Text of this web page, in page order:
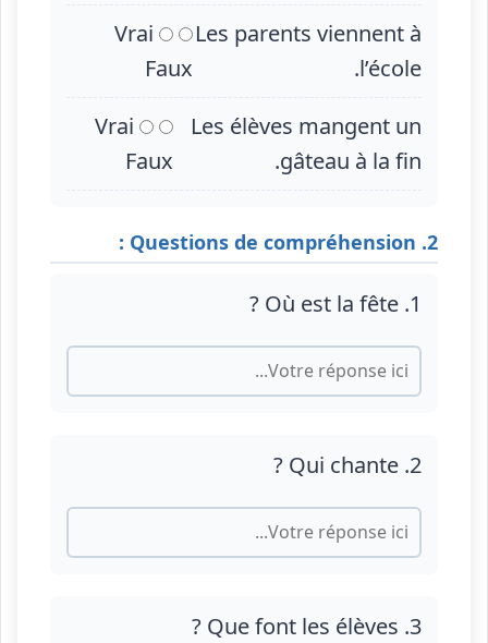
Les parents viennent à
l’école.
Vrai
Faux
Les élèves mangent un
gâteau à la fin.
Vrai
Faux
2. Questions de compréhension :
1. Où est la fête ?
2. Qui chante ?
3. Que font les élèves ?